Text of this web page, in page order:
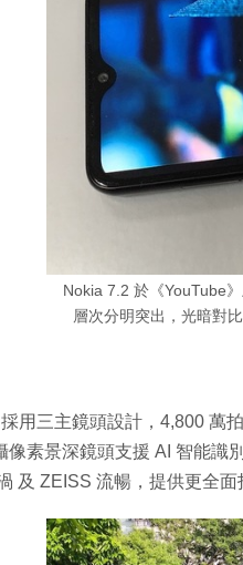
Nokia 7.2 於《YouTube
層次分明突出，光暗對
用三主鏡頭設計，4,800 萬
像素景深鏡頭支援 AI 智能識
及 ZEISS 流暢，提供更全面